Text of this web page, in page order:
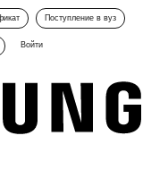
Поступление в вуз
Войти